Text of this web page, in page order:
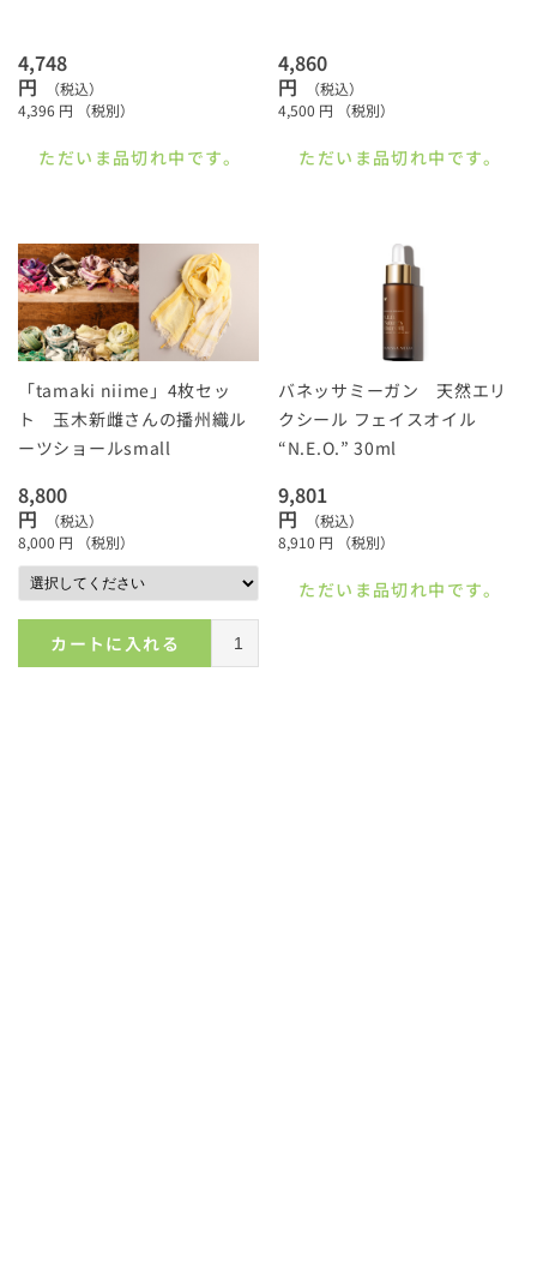
4,748
円
（税込）
4,396 円 （税別）
ただいま品切れ中です。
4,860
円
（税込）
4,500 円 （税別）
ただいま品切れ中です。
「tamaki niime」4枚セッ
ト 玉木新雌さんの播州織ル
ーツショールsmall
8,800
円
（税込）
8,000 円 （税別）
カートに入れる
バネッサミーガン 天然エリ
クシール フェイスオイル
“N.E.O.” 30ml
9,801
円
（税込）
8,910 円 （税別）
ただいま品切れ中です。